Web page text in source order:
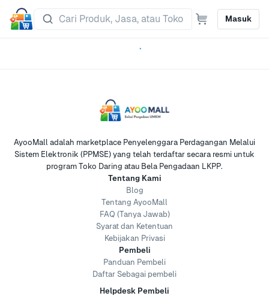
Masuk
AyooMall adalah marketplace Penyelenggara Perdagangan Melalui
Sistem Elektronik (PPMSE) yang telah terdaftar secara resmi untuk
program Toko Daring atau Bela Pengadaan LKPP.
Tentang Kami
Blog
Tentang AyooMall
FAQ (Tanya Jawab)
Syarat dan Ketentuan
Kebijakan Privasi
Pembeli
Panduan Pembeli
Daftar Sebagai pembeli
Helpdesk Pembeli